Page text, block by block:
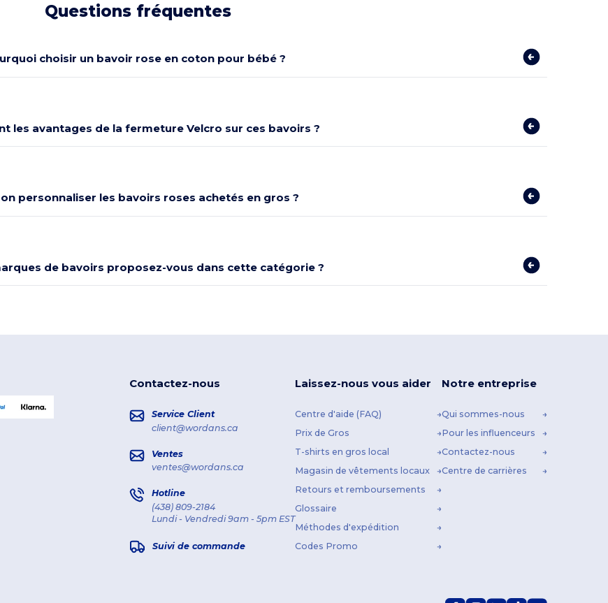
Questions fréquentes
choisir un bavoir rose en coton pour bébé ?
les avantages de la fermeture Velcro sur ces bavoirs ?
personnaliser les bavoirs roses achetés en gros ?
de bavoirs proposez-vous dans cette catégorie ?
Contactez-nous
Service Client
client@wordans.ca
Ventes
ventes@wordans.ca
Hotline
(438) 809-2184
Lundi - Vendredi 9am - 5pm EST
Suivi de commande
Laissez-nous vous aider
Centre d'aide (FAQ)
Prix de Gros
T-shirts en gros local
Magasin de vêtements locaux
Retours et remboursements
Glossaire
Méthodes d'expédition
Codes Promo
Notre entreprise
Qui sommes-nous
Pour les influenceurs
Contactez-nous
Centre de carrières